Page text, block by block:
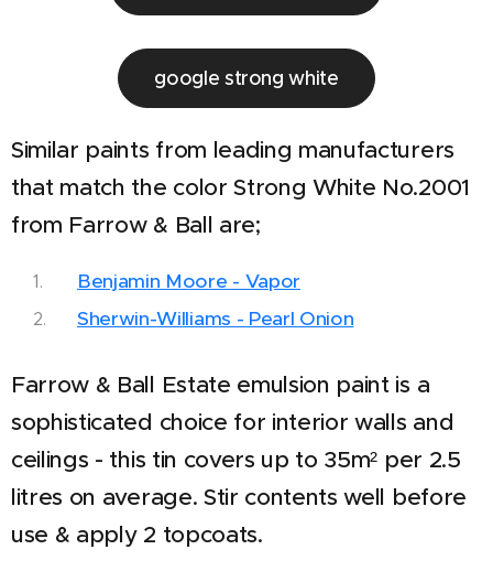
google strong white
Similar paints from leading manufacturers
that match the color Strong White No.2001
from Farrow & Ball are;
Benjamin Moore - Vapor
Sherwin-Williams - Pearl Onion
Farrow & Ball Estate emulsion paint is a
sophisticated choice for interior walls and
ceilings - this tin covers up to 35m² per 2.5
litres on average. Stir contents well before
use & apply 2 topcoats.